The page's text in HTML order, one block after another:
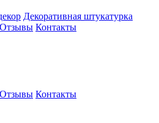
Декоративная штукатурка
Отзывы Контакты
Отзывы Контакты